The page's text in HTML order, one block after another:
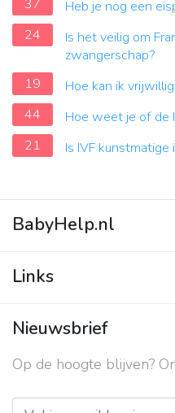
37
Heb je nog een
24
Is het veilig om
zwangerschap?
19
Hoe kan ik
44
Hoe weet je of de
21
Is IVF kunstmatige
BabyHelp.nl
Vraag & Antwoord
Links
Contact
Over ons
Privacy beleid
Nieuwsbrief
Op de hoogte blijven?